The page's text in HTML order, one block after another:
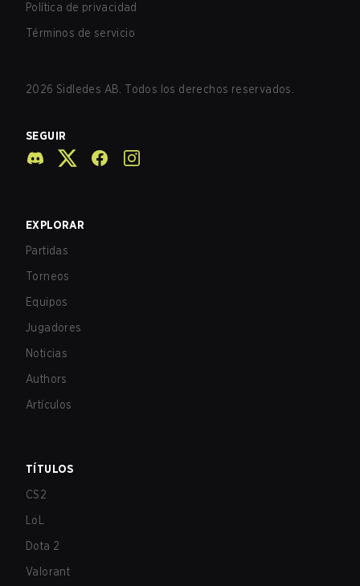
Política de privacidad
Términos de servicio
2026 Sidledes AB. Todos los derechos reservados.
SEGUIR
EXPLORAR
Partidas
Torneos
Equipos
Jugadores
Noticias
Authors
Artículos
TÍTULOS
CS2
LoL
Dota 2
Valorant